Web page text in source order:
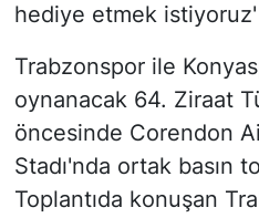
hediye etmek
Trabzonspor ile
oynanacak 64. Ziraat
öncesinde Corendon
Stadı'nda ortak basın
Toplantıda konuşan